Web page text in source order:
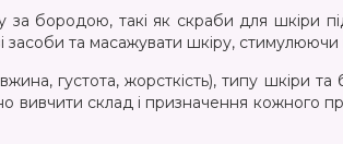
за бородою, такі як скраби для шкіри
засоби та масажувати шкіру, стимулюючи
густота, жорсткість), типу шкіри
вивчити склад і призначення кожного